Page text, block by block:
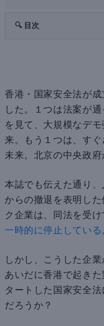
🔍 目次
香港・国家安全法が
した。１つは法案が
を見て、大規模なデ
来。もう１つは、す
未来。北京の中央政府
本誌でも伝えた通り
からの撤退を表明し
ク企業は、同法を受
一時的に停止している
しかし、こうした企
あいだに香港で起き
タートした国家安全
だろうか？